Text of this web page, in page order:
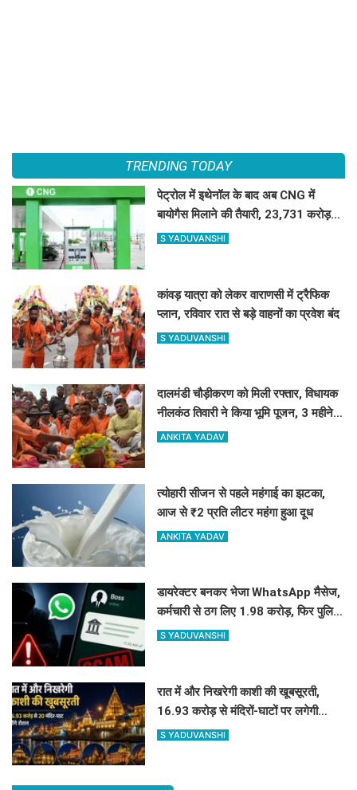
TRENDING TODAY
पेट्रोल में इथेनॉल के बाद अब CNG में
बायोगैस मिलाने की तैयारी, 23,731 करोड़
की योजना को मंजूरी
S YADUVANSHI
कांवड़ यात्रा को लेकर वाराणसी में ट्रैफिक
प्लान, रविवार रात से बड़े वाहनों का प्रवेश बंद
S YADUVANSHI
दालमंडी चौड़ीकरण को मिली रफ्तार, विधायक
नीलकंठ तिवारी ने किया भूमि पूजन, 3 महीने में
तैयार होगी मॉडल सड़क
ANKITA YADAV
त्योहारी सीजन से पहले महंगाई का झटका,
आज से ₹2 प्रति लीटर महंगा हुआ दूध
ANKITA YADAV
डायरेक्टर बनकर भेजा WhatsApp मैसेज,
कर्मचारी से ठग लिए 1.98 करोड़, फिर पुलिस
ने दिमाग लगाकर वापस दिला दिए 1.83
S YADUVANSHI
रात में और निखरेगी काशी की खूबसूरती,
16.93 करोड़ से मंदिरों-घाटों पर लगेगी
फसाड लाइटिंग
S YADUVANSHI